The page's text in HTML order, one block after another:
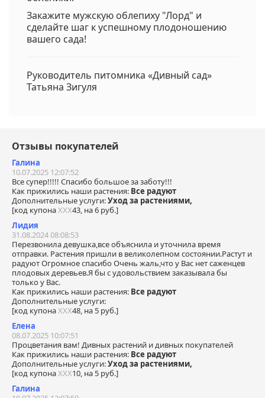
Закажите мужскую облепиху "Лорд" и
сделайте шаг к успешному плодоношению
вашего сада!
Руководитель питомника «Дивный сад»
Татьяна Зигуля
Отзывы покупателей
Галина
10.07.2025 12:07:52
Все супер!!!!! Спасибо большое за заботу!!!
Как прижились наши растения: Все радуют
Дополнительные услуги:Уход за растениями,
[код купонаХХХ43, на 6 руб.]
Лидия
31.08.2024 08:08:53
Перезвонила девушка,все объяснила и уточнила время
отправки. Растения пришли в великолепном состоянии.Растут и
радуют Огромное спасибо Очень жаль,что у Вас нет саженцев
плодовых деревьев.Я бы с удовольствием заказывала бы
только у Вас.
Как прижились наши растения: Все радуют
Дополнительные услуги:
[код купонаХХХ48, на 5 руб.]
Елена
08.07.2025 10:07:51
Процветания вам! Дивных растений и дивных покупателей
Как прижились наши растения: Все радуют
Дополнительные услуги:Уход за растениями,
[код купонаХХХ10, на 5 руб.]
Галина